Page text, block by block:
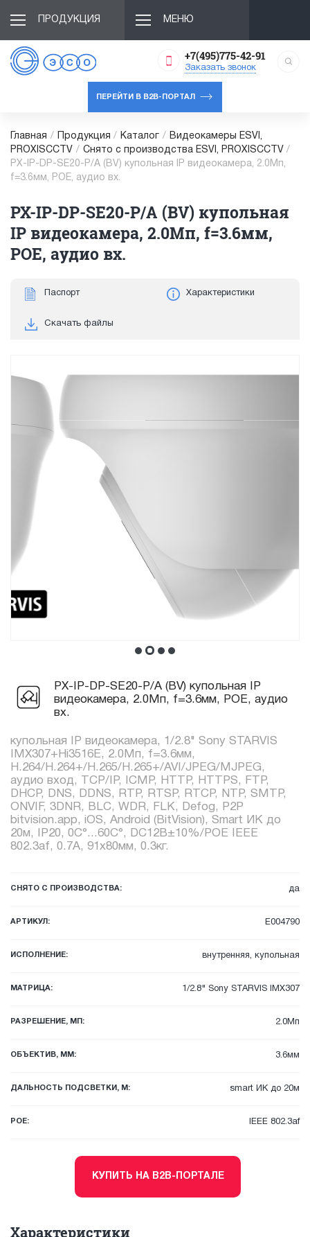
ПРОДУКЦИЯ МЕНЮ
+7(495)775-42-91
Заказать звонок
ПЕРЕЙТИ В B2B-ПОРТАЛ
Главная / Продукция / Каталог /
Видеокамеры ESVI,
PROXISCCTV / Снято с производства ESVI, PROXISCCTV /
PX-IP-DP-SE20-P/A (BV) купольная IP видеокамера, 2.0Мп,
f=3.6мм, POE, аудио вх.
PX-IP-DP-SE20-P/A (BV) купольная
IP видеокамера, 2.0Мп, f=3.6мм,
POE, аудио вх.
Паспорт Характеристики
Скачать файлы
PX-IP-DP-SE20-P/A (BV) купольная IP
видеокамера, 2.0Мп, f=3.6мм, POE, аудио
вх.
купольная IP видеокамера, 1/2.8" Sony STARVIS
IMX307+Hi3516E, 2.0Мп, f=3.6мм,
H.264/H.264+/H.265/H.265+/AVI/JPEG/MJPEG,
аудио вход, TCP/IP, ICMP, HTTP, HTTPS, FTP,
DHCP, DNS, DDNS, RTP, RTSP, RTCP, NTP, SMTP,
ONVIF, 3DNR, BLC, WDR, FLK, Defog, P2P
bitvision.app, iOS, Android (BitVision), Smart ИК до
20м, IP20, 0C°...60C°, DC12В±10%/POE IEEE
802.3af, 0.7А, 91x80мм, 0.3кг.
СНЯТО С ПРОИЗВОДСТВА: да
АРТИКУЛ: E004790
ИСПОЛНЕНИЕ: внутренняя, купольная
МАТРИЦА: 1/2.8" Sony STARVIS IMX307
РАЗРЕШЕНИЕ, МП: 2.0Мп
ОБЪЕКТИВ, ММ: 3.6мм
ДАЛЬНОСТЬ ПОДСВЕТКИ, М: smart ИК до 20м
POE: IEEE 802.3af
КУПИТЬ НА B2B-ПОРТАЛЕ
Характеристики